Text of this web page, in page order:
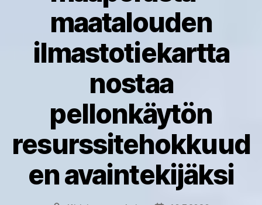
maatalouden
ilmastotiekartta
nostaa
pellonkäytön
resurssitehokkuud
en avaintekijäksi